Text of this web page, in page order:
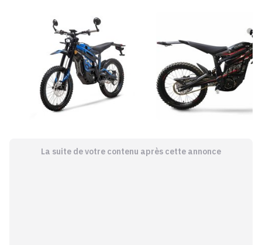
La suite de votre contenu après cette annonce